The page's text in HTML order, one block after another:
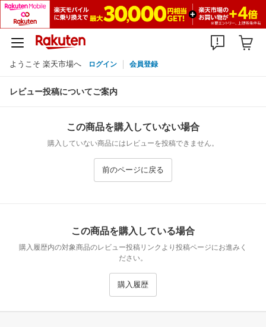
ようこそ 楽天市場へ ログイン 会員登録
レビュー投稿についてご案内
この商品を購入していない場合
購入していない商品にはレビューを投稿できません。
前のページに戻る
この商品を購入している場合
購入履歴内の対象商品のレビュー投稿リンクより投稿ページにお進みく
ださい。
購入履歴